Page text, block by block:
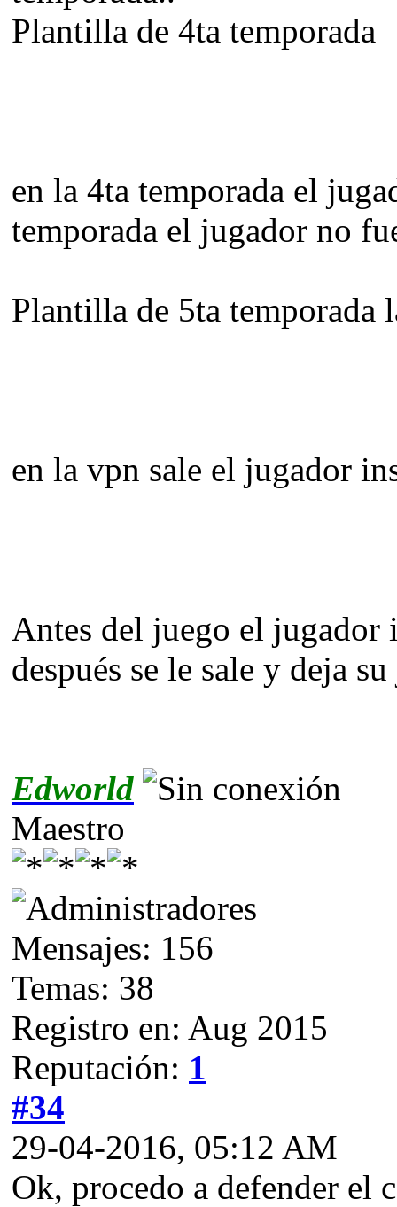
Plantilla de 4ta temporada
en la 4ta temporada el
temporada el jugador no
Plantilla de 5ta
en la vpn sale el jugador
Antes del juego el jugador
después se le sale y deja
Edworld
Maestro
Mensajes: 156
Temas: 38
Registro en: Aug 2015
Reputación: 1
#34
29-04-2016, 05:12 AM
Ok, procedo a defender el